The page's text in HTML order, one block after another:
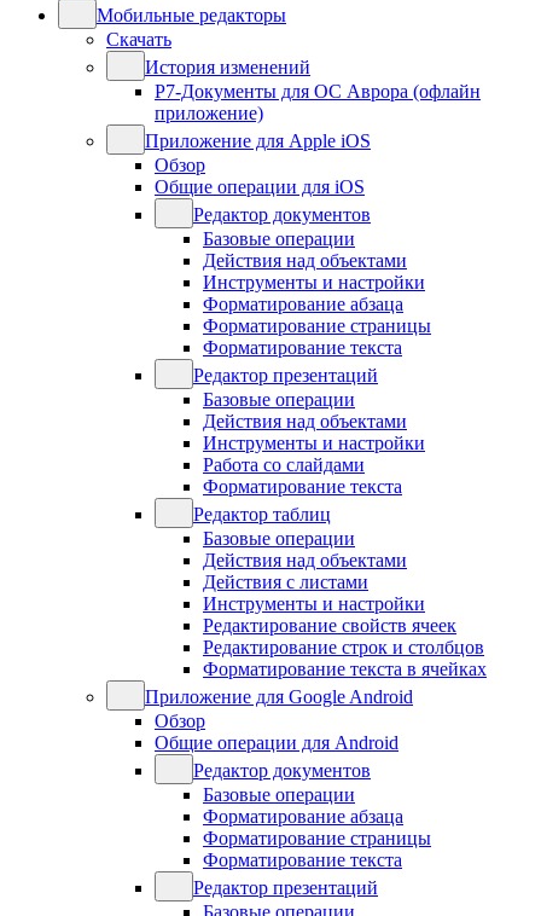
Мобильные редакторы
Скачать
История изменений
Р7-Документы для ОС Аврора (офлайн
приложение)
Приложение для Apple iOS
Обзор
Общие операции для iOS
Редактор документов
Базовые операции
Действия над объектами
Инструменты и настройки
Форматирование абзаца
Форматирование страницы
Форматирование текста
Редактор презентаций
Базовые операции
Действия над объектами
Инструменты и настройки
Работа со слайдами
Форматирование текста
Редактор таблиц
Базовые операции
Действия над объектами
Действия с листами
Инструменты и настройки
Редактирование свойств ячеек
Редактирование строк и столбцов
Форматирование текста в ячейках
Приложение для Google Android
Обзор
Общие операции для Android
Редактор документов
Базовые операции
Форматирование абзаца
Форматирование страницы
Форматирование текста
Редактор презентаций
Базовые операции